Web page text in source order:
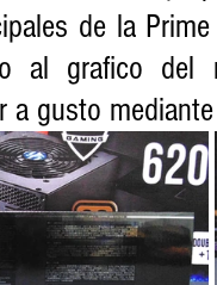
de la
al grafico del
a gusto